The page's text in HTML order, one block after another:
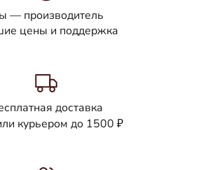
— производитель
цены и поддержка
доставка
курьером до 1500 ₽